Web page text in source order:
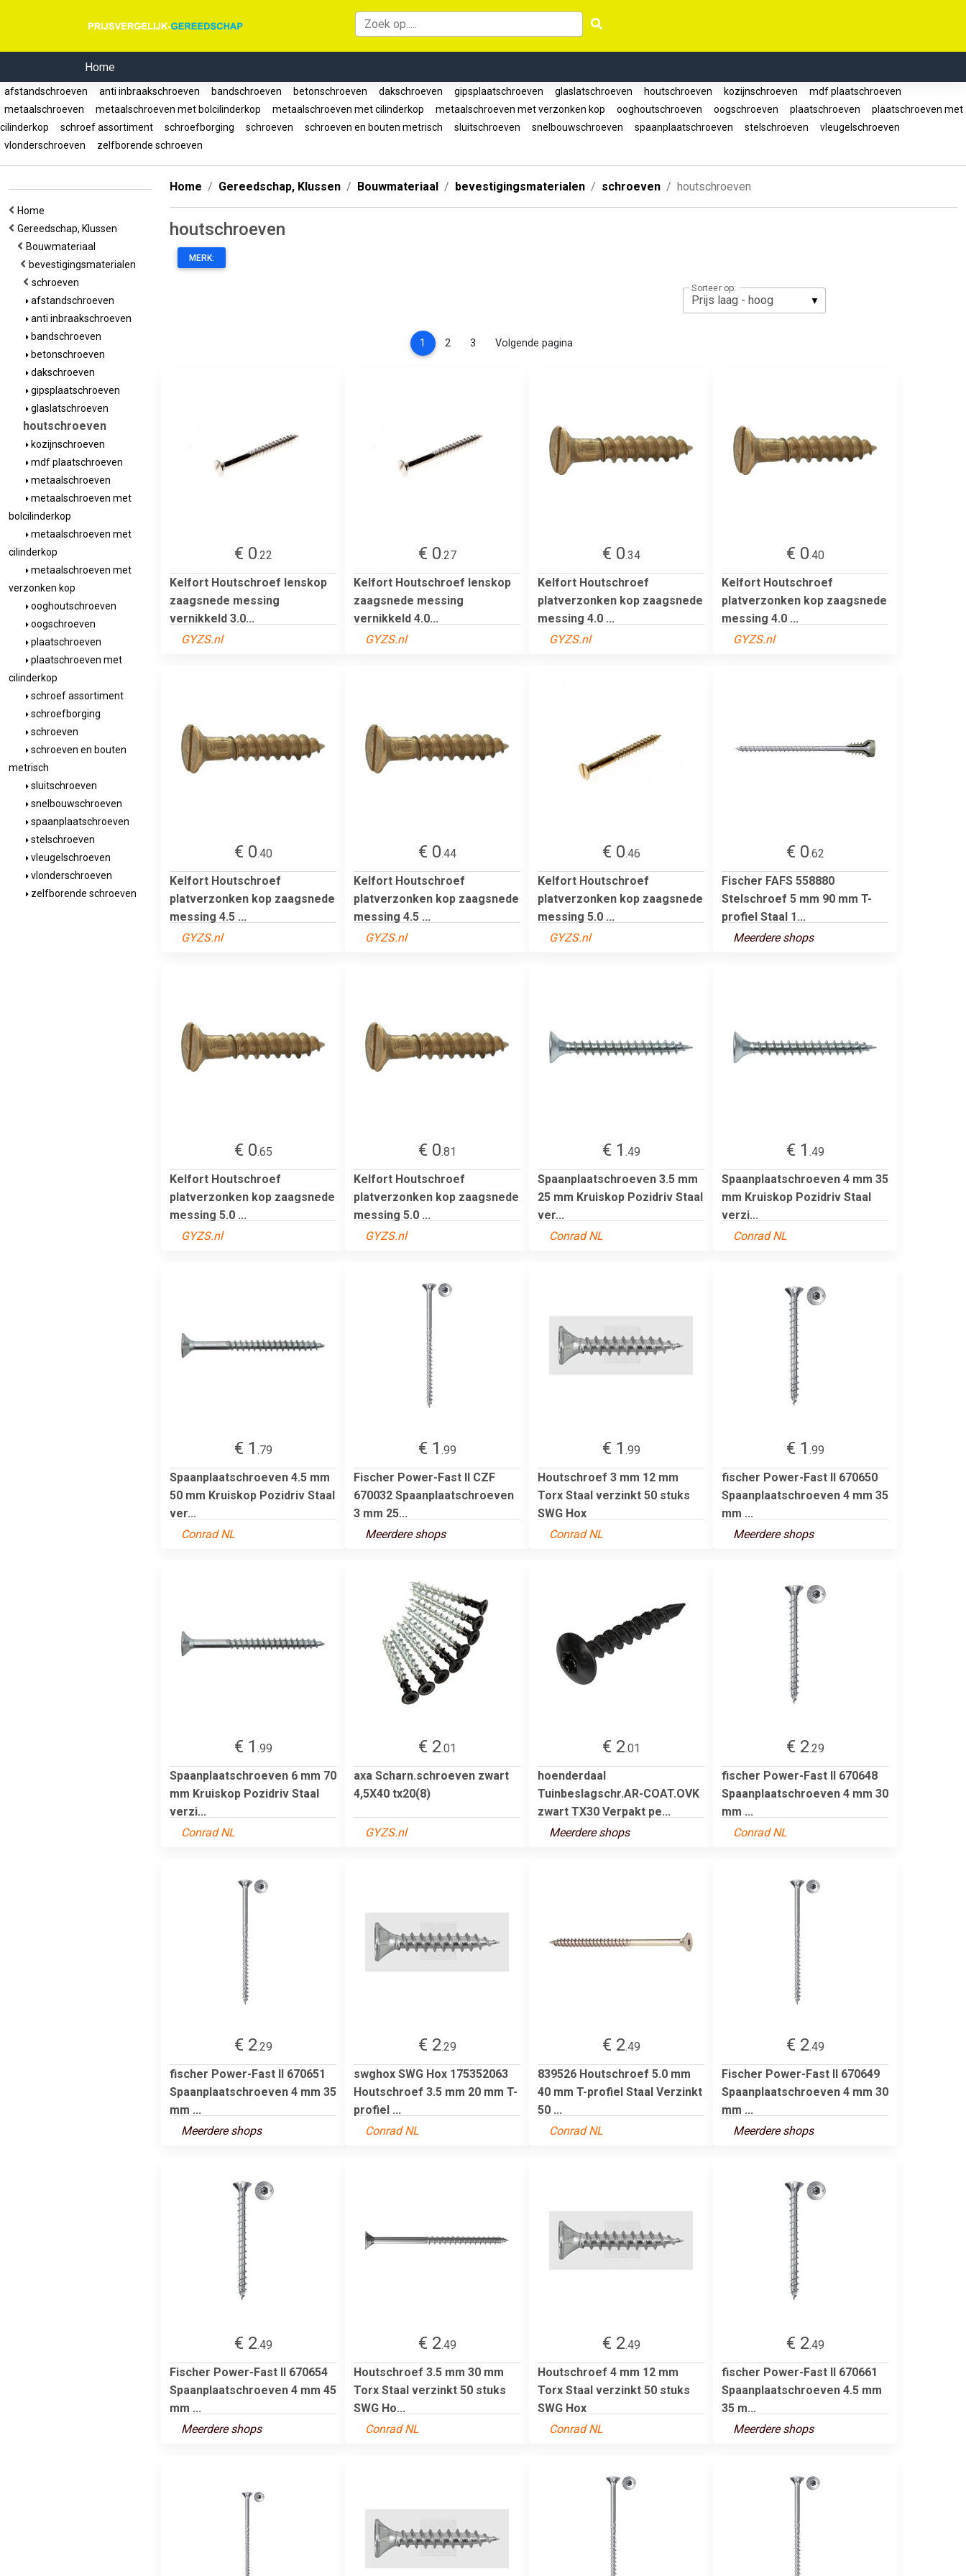
Home
afstandschroeven anti inbraakschroeven bandschroeven betonschroeven dakschroeven gipsplaatschroeven glaslatschroeven houtschroeven kozijnschroeven
mdf plaatschroeven
metaalschroeven
metaalschroeven met bolcilinderkop metaalschroeven met cilinderkop metaalschroeven met verzonken kop ooghoutschroeven oogschroeven plaatschroeven
plaatschroeven met
cilinderkop
schroef assortiment schroefborging schroeven schroeven en bouten metrisch sluitschroeven snelbouwschroeven spaanplaatschroeven stelschroeven
vleugelschroeven
vlonderschroeven
zelfborende schroeven
Home
Gereedschap, Klussen
Bouwmateriaal
bevestigingsmaterialen
schroeven
afstandschroeven
anti inbraakschroeven
bandschroeven
betonschroeven
dakschroeven
gipsplaatschroeven
glaslatschroeven
houtschroeven
kozijnschroeven
mdf plaatschroeven
metaalschroeven
metaalschroeven met
bolcilinderkop
metaalschroeven met
cilinderkop
metaalschroeven met
verzonken kop
ooghoutschroeven
oogschroeven
plaatschroeven
plaatschroeven met
cilinderkop
schroef assortiment
schroefborging
schroeven
schroeven en bouten
metrisch
sluitschroeven
snelbouwschroeven
spaanplaatschroeven
stelschroeven
vleugelschroeven
vlonderschroeven
zelfborende schroeven
Home Gereedschap, Klussen Bouwmateriaal bevestigingsmaterialen schroeven houtschroeven
houtschroeven
MERK:
Sorteer op:
1 (current)
2 3 Volgende pagina
€ 0.22
Kelfort Houtschroef lenskop
zaagsnede messing
vernikkeld 3.0...
GYZS.nl
€ 0.27
Kelfort Houtschroef lenskop
zaagsnede messing
vernikkeld 4.0...
GYZS.nl
€ 0.34
Kelfort Houtschroef
platverzonken kop zaagsnede
messing 4.0 ...
GYZS.nl
€ 0.40
Kelfort Houtschroef
platverzonken kop zaagsnede
messing 4.0 ...
GYZS.nl
€ 0.40
Kelfort Houtschroef
platverzonken kop zaagsnede
messing 4.5 ...
GYZS.nl
€ 0.44
Kelfort Houtschroef
platverzonken kop zaagsnede
messing 4.5 ...
GYZS.nl
€ 0.46
Kelfort Houtschroef
platverzonken kop zaagsnede
messing 5.0 ...
GYZS.nl
€ 0.62
Fischer FAFS 558880
Stelschroef 5 mm 90 mm T-
profiel Staal 1...
Meerdere shops
€ 0.65
Kelfort Houtschroef
platverzonken kop zaagsnede
messing 5.0 ...
GYZS.nl
€ 0.81
Kelfort Houtschroef
platverzonken kop zaagsnede
messing 5.0 ...
GYZS.nl
€ 1 .49
Spaanplaatschroeven 3.5 mm
25 mm Kruiskop Pozidriv Staal
ver...
Conrad NL
€ 1 .49
Spaanplaatschroeven 4 mm 35
mm Kruiskop Pozidriv Staal
verzi...
Conrad NL
€ 1 .79
Spaanplaatschroeven 4.5 mm
50 mm Kruiskop Pozidriv Staal
ver...
Conrad NL
€ 1 .99
Fischer Power-Fast II CZF
670032 Spaanplaatschroeven
3 mm 25...
Meerdere shops
€ 1 .99
Houtschroef 3 mm 12 mm
Torx Staal verzinkt 50 stuks
SWG Hox
Conrad NL
€ 1 .99
fischer Power-Fast II 670650
Spaanplaatschroeven 4 mm 35
mm ...
Meerdere shops
€ 1 .99
Spaanplaatschroeven 6 mm 70
mm Kruiskop Pozidriv Staal
verzi...
Conrad NL
€ 2.01
axa Scharn.schroeven zwart
4,5X40 tx20(8)
GYZS.nl
€ 2.01
hoenderdaal
Tuinbeslagschr.AR-COAT.OVK
zwart TX30 Verpakt pe...
Meerdere shops
€ 2.29
fischer Power-Fast II 670648
Spaanplaatschroeven 4 mm 30
mm ...
Conrad NL
€ 2.29
fischer Power-Fast II 670651
Spaanplaatschroeven 4 mm 35
mm ...
Meerdere shops
€ 2.29
swghox SWG Hox 175352063
Houtschroef 3.5 mm 20 mm T-
profiel ...
Conrad NL
€ 2.49
839526 Houtschroef 5.0 mm
40 mm T-profiel Staal Verzinkt
50 ...
Conrad NL
€ 2.49
Fischer Power-Fast II 670649
Spaanplaatschroeven 4 mm 30
mm ...
Meerdere shops
€ 2.49
Fischer Power-Fast II 670654
Spaanplaatschroeven 4 mm 45
mm ...
Meerdere shops
€ 2.49
Houtschroef 3.5 mm 30 mm
Torx Staal verzinkt 50 stuks
SWG Ho...
Conrad NL
€ 2.49
Houtschroef 4 mm 12 mm
Torx Staal verzinkt 50 stuks
SWG Hox
Conrad NL
€ 2.49
fischer Power-Fast II 670661
Spaanplaatschroeven 4.5 mm
35 m...
Meerdere shops